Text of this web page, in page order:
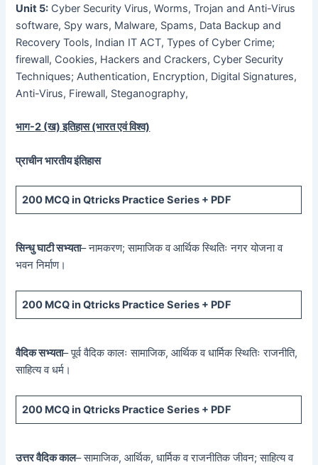
Unit 5: Cyber Security Virus, Worms, Trojan and Anti-Virus
software, Spy wars, Malware, Spams, Data Backup and
Recovery Tools, Indian IT ACT, Types of Cyber Crime;
firewall, Cookies, Hackers and Crackers, Cyber Security
Techniques; Authentication, Encryption, Digital Signatures,
Anti-Virus, Firewall, Steganography,
भाग-2 (ख) इतिहास (भारत एवं विश्व)
प्राचीन भारतीय इंतिहास
200 MCQin Qtricks Practice Series + PDF
सिन्धु घाटी सभ्यता– नामकरण; सामाजिक व आर्थिक स्थितिः नगर योजना व
भवन निर्माण।
200 MCQin Qtricks Practice Series + PDF
वैदिक सभ्यता– पूर्व वैदिक कालः सामाजिक, आर्थिक व धार्मिक स्थितिः राजनीति,
साहित्य व धर्म।
200 MCQin Qtricks Practice Series + PDF
उत्तर वैदिक काल– सामाजिक, आर्थिक, धार्मिक व राजनीतिक जीवन; साहित्य व